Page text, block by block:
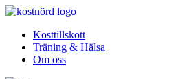
Kosttillskott
Träning & Hälsa
Om oss